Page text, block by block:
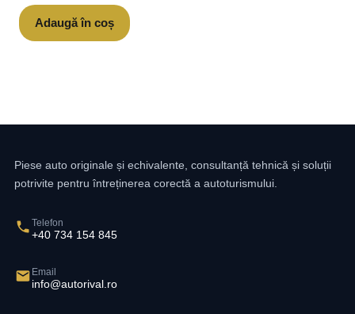
Adaugă în coș
Piese auto originale și echivalente, consultanță tehnică și soluții
potrivite pentru întreținerea corectă a autoturismului.
Telefon
+40 734 154 845
Email
info@autorival.ro